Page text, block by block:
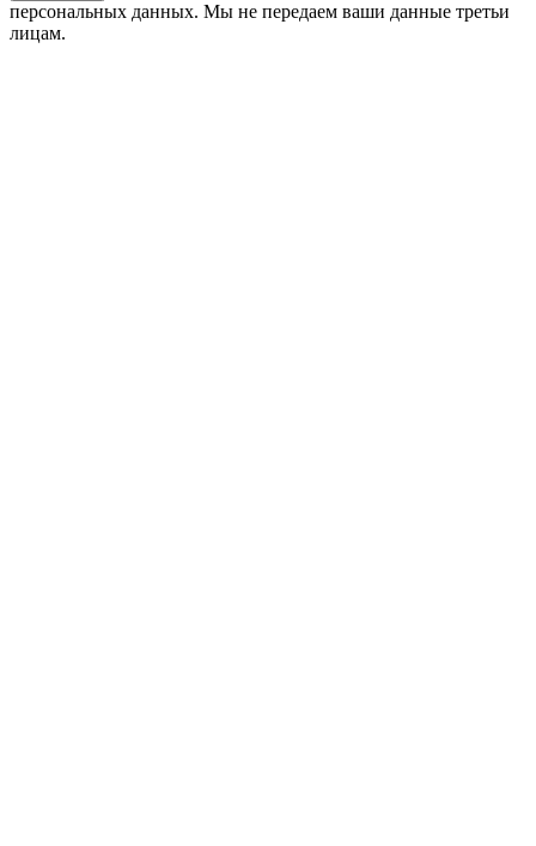
персональных данных. Мы не передаем ваши данные третьи
лицам.